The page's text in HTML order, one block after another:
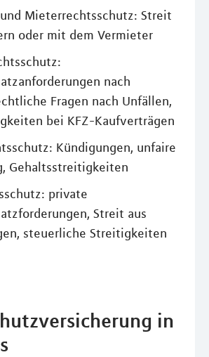
Mieterrechtsschutz: Streit
oder mit dem Vermieter
nach
Fragen nach Unfällen,
bei KFZ-Kaufverträgen
Kündigungen, unfaire
Gehaltsstreitigkeiten
private
Streit aus
steuerliche Streitigkeiten
in